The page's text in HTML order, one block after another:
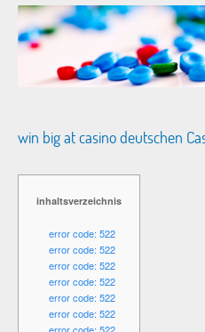
win big at casino deutschen
inhaltsverzeichnis
error code: 522
error code: 522
error code: 522
error code: 522
error code: 522
error code: 522